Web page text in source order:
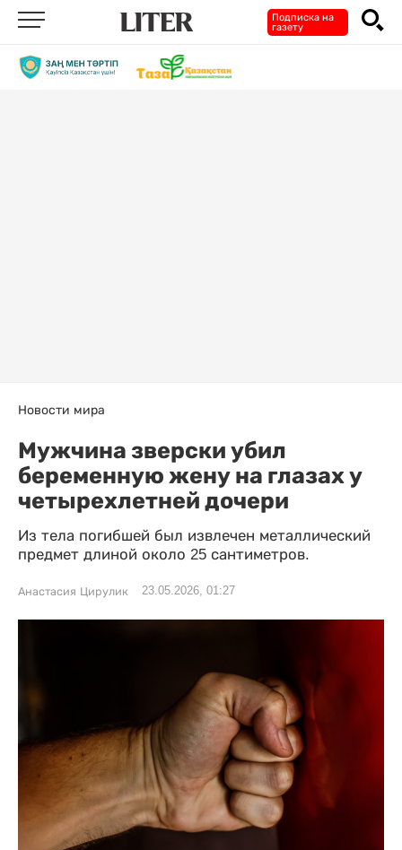
Подписка на
газету
Новости мира
Мужчина зверски убил
беременную жену на глазах у
четырехлетней дочери
Из тела погибшей был извлечен металлический
предмет длиной около 25 сантиметров.
Анастасия Цирулик 23.05.2026, 01:27